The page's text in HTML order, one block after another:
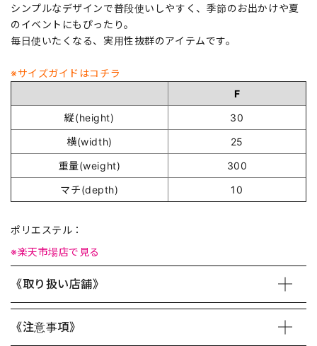
シンプルなデザインで普段使いしやすく、季節のお出かけや夏
のイベントにもぴったり。
毎日使いたくなる、実用性抜群のアイテムです。
※サイズガイドはコチラ
F
縦(height)
30
横(width)
25
重量(weight)
300
マチ(depth)
10
ポリエステル：
※楽天市場店で見る
《取り扱い店舗》
《注意事項》